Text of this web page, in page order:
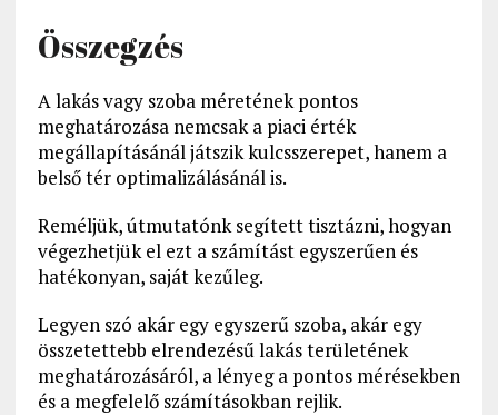
Összegzés
A lakás vagy szoba méretének pontos
meghatározása nemcsak a piaci érték
megállapításánál játszik kulcsszerepet, hanem a
belső tér optimalizálásánál is.
Reméljük, útmutatónk segített tisztázni, hogyan
végezhetjük el ezt a számítást egyszerűen és
hatékonyan, saját kezűleg.
Legyen szó akár egy egyszerű szoba, akár egy
összetettebb elrendezésű lakás területének
meghatározásáról, a lényeg a pontos mérésekben
és a megfelelő számításokban rejlik.